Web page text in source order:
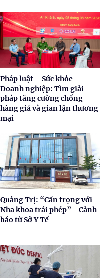
Pháp luật – Sức khỏe –
Doanh nghiệp: Tìm giải
pháp tăng cường chống
hàng giả và gian lận thương
mại
Quảng Trị: “Cẩn trọng với
Nha khoa trái phép” - Cảnh
báo từ Sở Y Tế